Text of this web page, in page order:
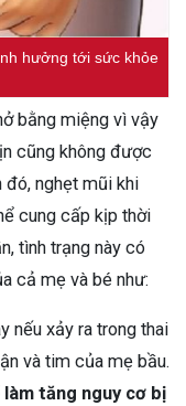
hưởng tới sức khỏe
bằng miệng vì vậy
cũng không được
đó, nghẹt mũi khi
cung cấp kịp thời
tình trạng này có
cả mẹ và bé như:
nếu xảy ra trong thai
và tim của mẹ bầu.
tăng nguy cơ bị